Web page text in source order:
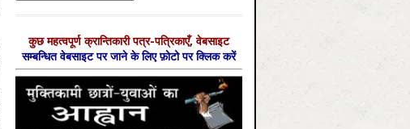
कुछ महत्‍वपूर्ण क्रान्तिकारी पत्र-पत्रिकाएँ, वेबसाइट
सम्‍बन्धित वेबसाइट पर जाने के लिए फ़ोटो पर क्लिक करें